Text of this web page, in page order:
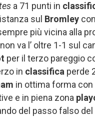
a 71 punti in
sul Bromley
più vicina alla
non va l’ oltre 1-1 sul
per il terzo pareggio
in classifica perde
in ottima forma
e in piena zona
del passo falso del